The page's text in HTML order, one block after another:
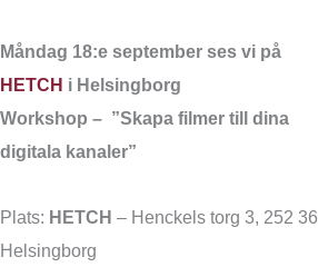
Måndag 18:e september ses vi på
HETCH i Helsingborg
Workshop – ”Skapa filmer till dina
digitala kanaler”
Plats: HETCH – Henckels torg 3, 252 36
Helsingborg